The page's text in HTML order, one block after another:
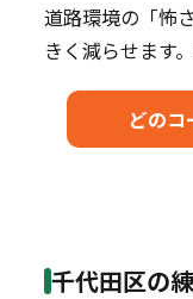
道路環境の「怖
きく減らせます
どのコ
千代田区の